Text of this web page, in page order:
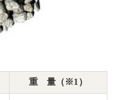
重 量（※1）